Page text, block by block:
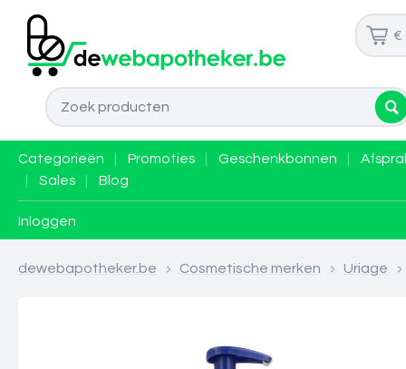
€
Categorieën Promoties Geschenkbonnen
Sales Blog
Inloggen
dewebapotheker.be > Cosmetische merken > Uriage >